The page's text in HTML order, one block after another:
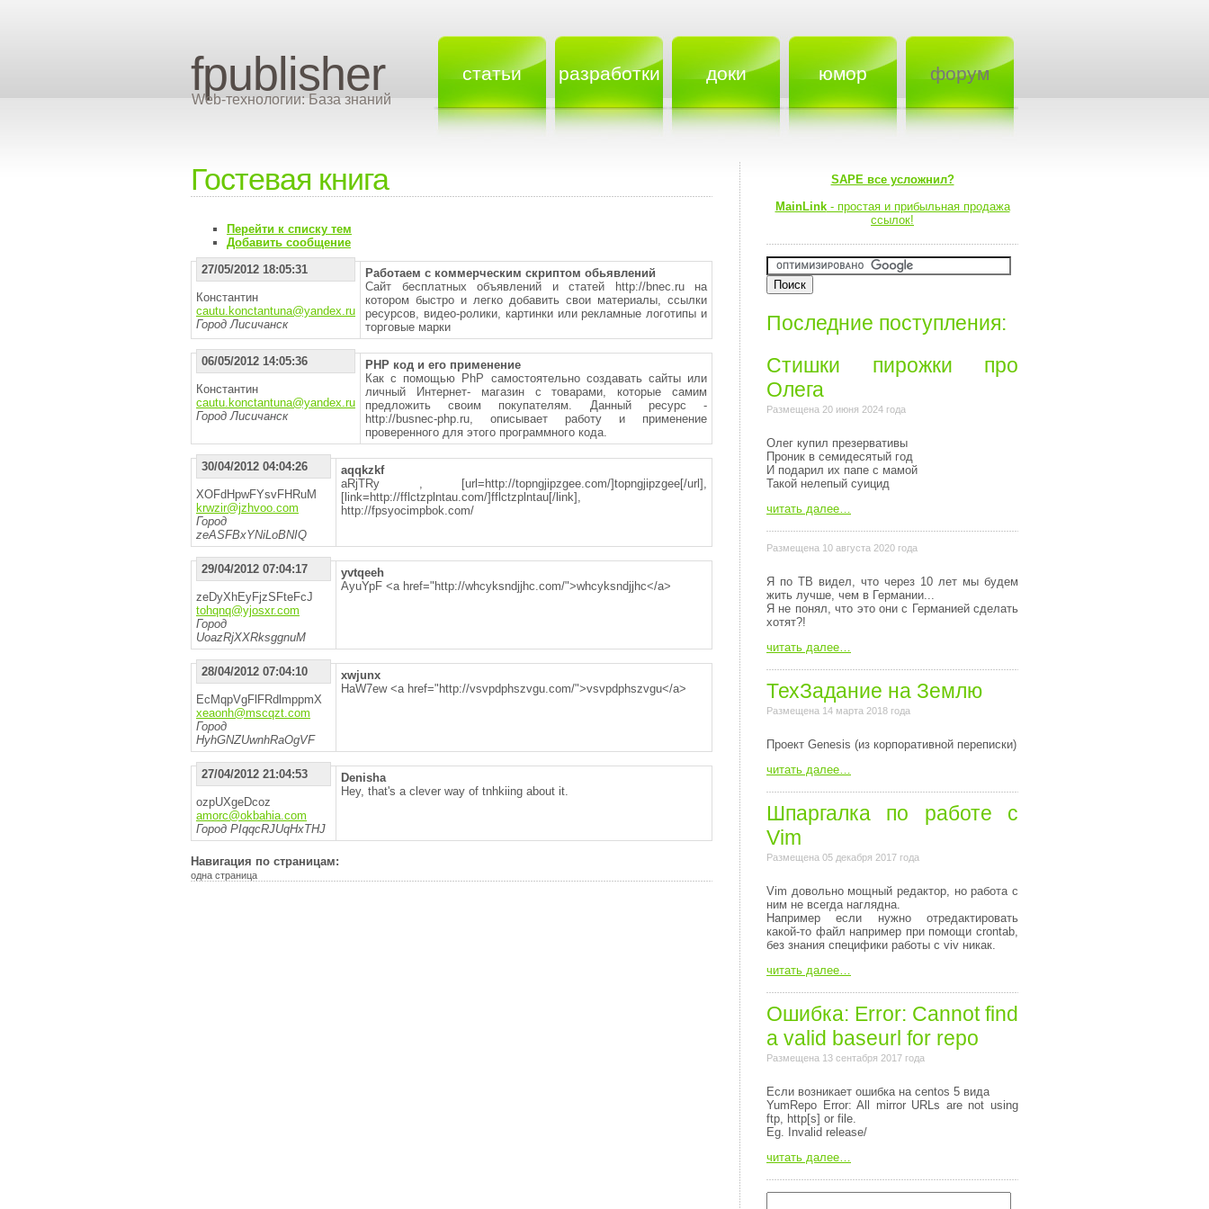
fpublisher
Web-технологии: База знаний
статьи разработки доки юмор форум
Гостевая книга
Перейти к списку тем
Добавить сообщение
27/05/2012 18:05:31
Константин
cautu.konctantuna@yandex.ru
Город Лисичанск
Работаем с коммерческим скриптом обьявлений
Сайт бесплатных объявлений и статей http://bnec.ru на
котором быстро и легко добавить свои материалы, ссылки
ресурсов, видео-ролики, картинки или рекламные логотипы и
торговые марки
06/05/2012 14:05:36
Константин
cautu.konctantuna@yandex.ru
Город Лисичанск
PHP код и его применение
Как с помощью PhP самостоятельно создавать сайты или
личный Интернет- магазин с товарами, которые самим
предложить своим покупателям. Данный ресурс -
http://busnec-php.ru, описывает работу и применение
проверенного для этого программного кода.
30/04/2012 04:04:26
XOFdHpwFYsvFHRuM
krwzir@jzhvoo.com
Город
zeASFBxYNiLoBNIQ
aqqkzkf
aRjTRy , [url=http://topngjipzgee.com/]topngjipzgee[/url],
[link=http://fflctzplntau.com/]fflctzplntau[/link],
http://fpsyocimpbok.com/
29/04/2012 07:04:17
zeDyXhEyFjzSFteFcJ
tohqnq@yjosxr.com
Город
UoazRjXXRksggnuM
yvtqeeh
AyuYpF <a href="http://whcyksndjjhc.com/">whcyksndjjhc</a>
28/04/2012 07:04:10
EcMqpVgFlFRdlmppmX
xeaonh@mscqzt.com
Город
HyhGNZUwnhRaOgVF
xwjunx
HaW7ew <a href="http://vsvpdphszvgu.com/">vsvpdphszvgu</a>
27/04/2012 21:04:53
ozpUXgeDcoz
amorc@okbahia.com
Город PIqqcRJUqHxTHJ
Denisha
Hey, that's a clever way of tnhkiing about it.
Навигация по страницам:
одна страница
SAPE все усложнил?
MainLink- простая и прибыльная продажа
ссылок!
Последние поступления:
Стишки пирожки про
Олега⁠⁠
Размещена 20 июня 2024 года
Олег купил презервативы
Проник в семидесятый год
И подарил их папе с мамой
Такой нелепый суицид
читать далее…
Размещена 10 августа 2020 года
Я по ТВ видел, что через 10 лет мы будем
жить лучше, чем в Германии...
Я не понял, что это они с Германией сделать
хотят?!
читать далее…
ТехЗадание на Землю
Размещена 14 марта 2018 года
Пpоект Genesis (из коpпоpативной пеpеписки)
читать далее…
Шпаргалка по работе с
Vim
Размещена 05 декабря 2017 года
Vim довольно мощный редактор, но работа с
ним не всегда наглядна.
Например если нужно отредактировать
какой-то файл например при помощи crontab,
без знания специфики работы с viv никак.
читать далее…
Ошибка: Error: Cannot find
a valid baseurl for repo
Размещена 13 сентабря 2017 года
Если возникает ошибка на centos 5 вида
YumRepo Error: All mirror URLs are not using
ftp, http[s] or file.
Eg. Invalid release/
читать далее…